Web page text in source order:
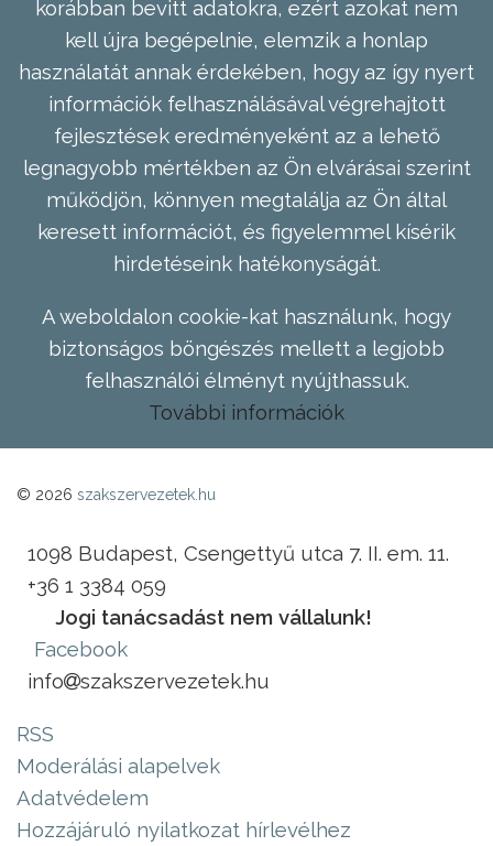
korábban bevitt adatokra, ezért azokat nem
kell újra begépelnie, elemzik a honlap
használatát annak érdekében, hogy az így nyert
információk felhasználásával végrehajtott
fejlesztések eredményeként az a lehető
legnagyobb mértékben az Ön elvárásai szerint
működjön, könnyen megtalálja az Ön által
keresett információt, és figyelemmel kísérik
hirdetéseink hatékonyságát.
A weboldalon cookie-kat használunk, hogy
biztonságos böngészés mellett a legjobb
felhasználói élményt nyújthassuk.
További információk
© 2026 szakszervezetek.hu
1098 Budapest, Csengettyű utca 7. II. em. 11.
+36 1 3384 059
Jogi tanácsadást nem vállalunk!
Facebook
info
szakszervezetek.hu
RSS
Moderálási alapelvek
Adatvédelem
Hozzájáruló nyilatkozat hírlevélhez